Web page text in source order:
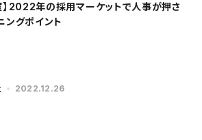
】2022年の採用マーケットで人事が押さ
ングポイント
2022.12.26